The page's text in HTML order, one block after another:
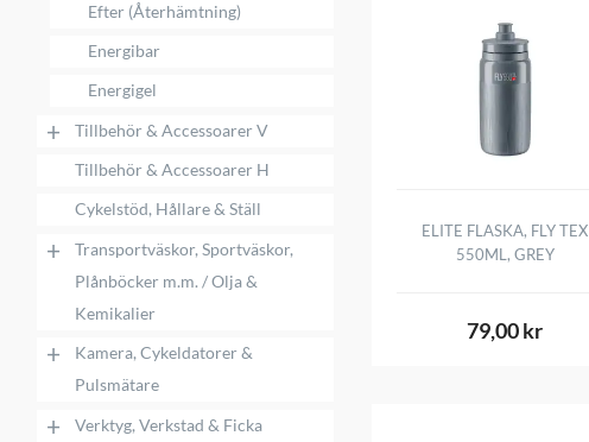
Efter (Återhämtning)
Energibar
Energigel
+ Tillbehör & Accessoarer V
Tillbehör & Accessoarer H
Cykelstöd, Hållare & Ställ
+
Transportväskor, Sportväskor,
Plånböcker m.m. / Olja &
Kemikalier
+
Kamera, Cykeldatorer &
Pulsmätare
+ Verktyg, Verkstad & Ficka
ELITE FLASKA, FLY TEX
550ML, GREY
79,00 kr